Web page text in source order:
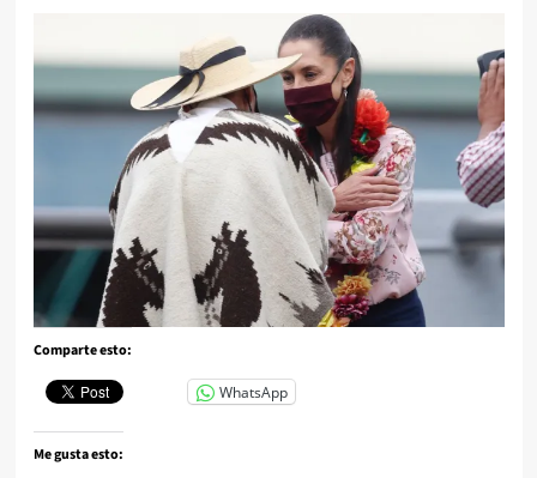
Comparte esto:
WhatsApp
Me gusta esto: